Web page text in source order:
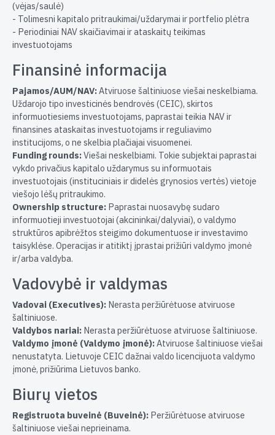
(vėjas/saulė)
- Tolimesni kapitalo pritraukimai/uždarymai ir portfelio plėtra
- Periodiniai NAV skaičiavimai ir ataskaitų teikimas
investuotojams
Finansinė informacija
Pajamos/AUM/NAV:Atviruose šaltiniuose viešai neskelbiama.
Uždarojo tipo investicinės bendrovės (CEIC), skirtos
informuotiesiems investuotojams, paprastai teikia NAV ir
finansines ataskaitas investuotojams ir reguliavimo
institucijoms, o ne skelbia plačiajai visuomenei.
Funding rounds:Viešai neskelbiami. Tokie subjektai paprastai
vykdo privačius kapitalo uždarymus su informuotais
investuotojais (instituciniais ir didelės grynosios vertės) vietoje
viešojo lėšų pritraukimo.
Ownership structure: Paprastai nuosavybę sudaro
informuotieji investuotojai (akcininkai/dalyviai), o valdymo
struktūros apibrėžtos steigimo dokumentuose ir investavimo
taisyklėse. Operacijas ir atitiktį įprastai prižiūri valdymo įmonė
ir/arba valdyba.
Vadovybė ir valdymas
Vadovai (Executives): Nerasta peržiūrėtuose atviruose
šaltiniuose.
Valdybos nariai: Nerasta peržiūrėtuose atviruose šaltiniuose.
Valdymo įmonė (Valdymo įmonė):Atviruose šaltiniuose viešai
nenustatyta. Lietuvoje CEIC dažnai valdo licencijuota valdymo
įmonė, prižiūrima Lietuvos banko.
Biurų vietos
Registruota buveinė (Buveinė): Peržiūrėtuose atviruose
šaltiniuose viešai neprieinama.